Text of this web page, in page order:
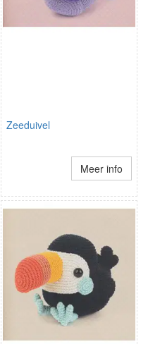
Zeeduivel
Meer info